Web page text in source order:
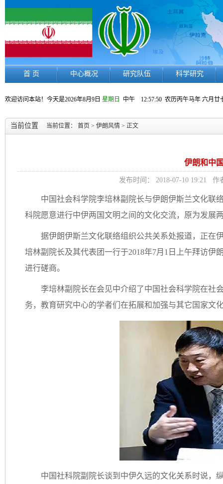
首 页 中心概况 研究队伍 科学研究
欢迎访问本站！今天是2026年8月9日 星期日 中午 12:57:50 农历丙午马年 六月廿
当前位置 当前位置： 首页 > 伊朗风情 > 正文
伊朗和中
发布时间： 2018-07-10 19:21
中国社会科学院李培林副院长与伊朗伊斯兰文化联
科院愿意进行中伊两国文明之间的文化交流，原为发展
据伊朗伊斯兰文化联络组织公共关系处报道，正在
培林副院长及其代表团一行于2018年7月1日上午拜访伊
进行磋商。
李培林副院长在会见中介绍了中国社会科学院在社
务，教育研究中心的学者们在拓展和加强与其它国家文
中国社科院副院长谈到中伊久远的文化关系时说，